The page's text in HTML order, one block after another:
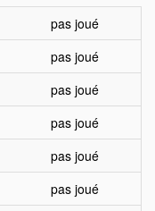
pas joué
pas joué
pas joué
pas joué
pas joué
pas joué